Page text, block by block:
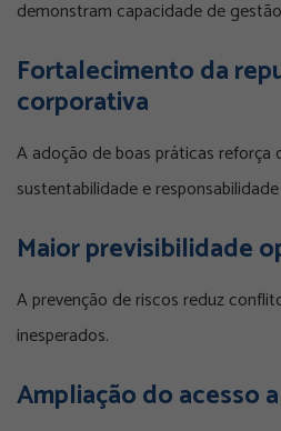
demonstram capacidade de
Fortalecimento da
corporativa
A adoção de boas práticas
sustentabilidade e
Maior previsibilidade
A prevenção de riscos reduz
inesperados.
Ampliação do acesso